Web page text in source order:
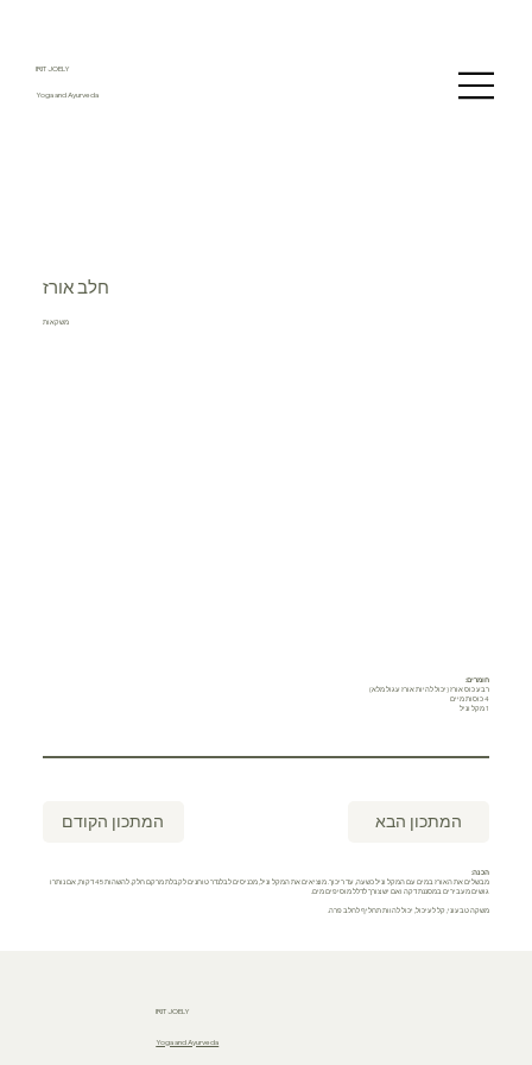
IRIT JOELY
Yoga and Ayurveda
חלב אורז
משקאות
חומרים:
רבע כוס אורז (יכול להיות אורז עגול מלא)
4 כוסות מיים
1 מקל וניל
הכנה:
מבשלים את האורז במים עם המקל וניל כשעה, עד ריכוך. מוציאים את המקל וניל, מכניסים לבלנדר טוחנים לקבלת מרקם חלק. להשהות 45 דקות, אם נותרו
גושים מעבירים במסננת דקה ואם יש צורך לדלל מוסיפים מים.
משקה טבעוני, קל לעיכול, יכול להוות תחליף לחלב פרה.
המתכון הקודם המתכון הבא
IRIT JOELY
Yoga and Ayurveda